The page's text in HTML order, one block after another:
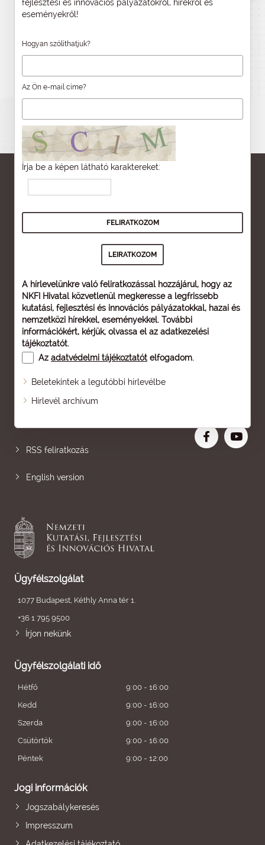
fejlesztési és innovációs pályázatokról, hírekről és
eseményekről!
Hogyan szólíthatjuk?
Az Ön e-mail címe?
Írja be a képen látható karaktereket:
A hírlevelünkre való feliratkozással hozzájárul, hogy az
NKFI Hivatal közvetlenül megkeresse a legfrissebb
kutatási, fejlesztési és innovációs pályázatokkal, hazai és
nemzetközi hírekkel, eseményekkel. További
információkért, kérjük, olvassa el az adatkezelési
tájékoztatót.
Az adatvédelmi tájékoztatót elfogadom.
Beletekintek a legutóbbi hírlevélbe
Hírlevél archívum
Oldaltérkép
RSS feliratkozás
English version
Ügyfélszolgálat
1077 Budapest, Kéthly Anna tér 1.
+36 1 795 9500
Írjon nekünk
Ügyfélszolgálati idő
Hétfő
9:00 - 16:00
Kedd
9:00 - 16:00
Szerda
9:00 - 16:00
Csütörtök
9:00 - 16:00
Péntek
9:00 - 12:00
Jogi információk
Jogszabálykeresés
Impresszum